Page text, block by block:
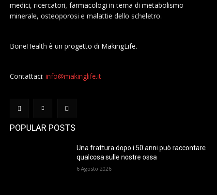
medici, ricercatori, farmacologi in tema di metabolismo
minerale, osteoporosi e malattie dello scheletro.
BoneHealth è un progetto di MakingLife.
Contattaci: info@makinglife.it
POPULAR POSTS
Una frattura dopo i 50 anni può raccontare
qualcosa sulle nostre ossa
6 Agosto 2026